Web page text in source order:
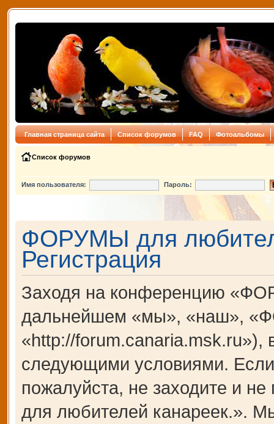
Главная страница сайта Список форумов FAQ Фотоальбомы
Список форумов
Имя пользователя: Пароль:
ФОРУМЫ для
Регистрация
Заходя на конференцию
дальнейшем «мы», «наш»,
«http://forum.canaria.msk.ru»),
следующими условиями.
пожалуйста, не заходите и
для любителей канареек.».